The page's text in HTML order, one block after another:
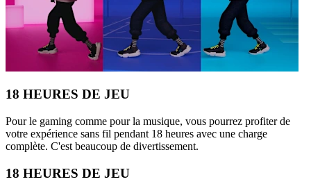
18 HEURES DE JEU
Pour le gaming comme pour la musique, vous pourrez profiter de
votre expérience sans fil pendant 18 heures avec une charge
complète. C'est beaucoup de divertissement.
18 HEURES DE JEU